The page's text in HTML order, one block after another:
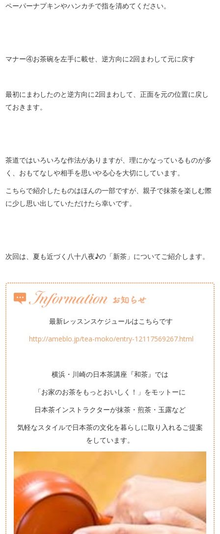
ペーパーナプキンやハンカチで指を清めてください。
マナー④お茶碗を左手に載せ、逆方向に2回まわして元に戻す
最初にまわしたのと逆方向に2回まわして、正面を元の位置に戻し
ておきます。
茶道ではいろいろな作法がありますが、理にかなっているものが多
く、おもてなしや相手を思いやる心を大切にしています。
こちらで紹介したものはほんの一部ですが、親子で抹茶を楽しむ際
に少し思い出していただけたら幸いです。
次回は、夏も近づく八十八夜♪の「新茶」についてご紹介します。
最新レッスンスケジュールはこちらです
http://ameblo.jp/tea-moko/entry-12117569267.html
横浜・川崎の日本茶講座『和茶』では
「お家のお茶をもっとおいしく！」をモットーに
日本茶インストラクターが抹茶・煎茶・玉露など
気軽なスタイルで日本茶の文化を暮らしに取り入れるご提案
をしています。